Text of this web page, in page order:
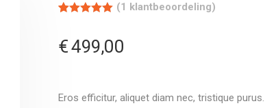
gebaseerd
op
(1 klantbeoordeling)
€499,00
Eros efficitur, aliquet diam nec, tristique purus.